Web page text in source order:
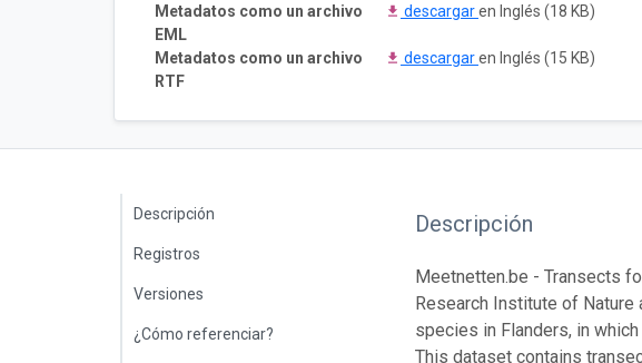
Metadatos como un archivo
EML
descargaren Inglés (18 KB)
Metadatos como un archivo
RTF
descargaren Inglés (15 KB)
Descripción
Registros
Versiones
¿Cómo referenciar?
Descripción
Meetnetten.be - Transects
Research Institute of
species in Flanders, in
This dataset contains